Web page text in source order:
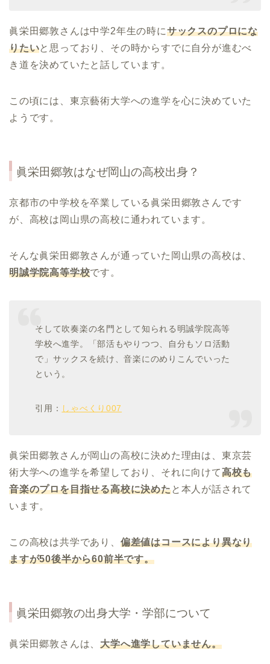
眞栄田郷敦さんは中学2年生の時にサックスのプロにな
りたいと思っており、その時からすでに自分が進むべ
き道を決めていたと話しています。
この頃には、東京藝術大学への進学を心に決めていた
ようです。
眞栄田郷敦はなぜ岡山の高校出身？
京都市の中学校を卒業している眞栄田郷敦さんです
が、高校は岡山県の高校に通われています。
そんな眞栄田郷敦さんが通っていた岡山県の高校は、
明誠学院高等学校です。
そして吹奏楽の名門として知られる明誠学院高等
学校へ進学。「部活もやりつつ、自分もソロ活動
で」サックスを続け、音楽にのめりこんでいった
という。
引用： しゃべくり007
眞栄田郷敦さんが岡山の高校に決めた理由は、東京芸
術大学への進学を希望しており、それに向けて高校も
音楽のプロを目指せる高校に決めたと本人が話されて
います。
この高校は共学であり、 偏差値はコースにより異なり
ますが50後半から60前半です。
眞栄田郷敦の出身大学・学部について
眞栄田郷敦さんは、大学へ進学していません。